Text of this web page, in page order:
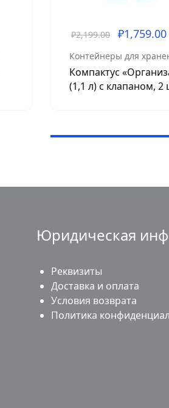
₽2,199.00 ₽1,759.00
Контейнеры для
Компактус
(1,1 л) с клапаном, 2
Юридическая
Реквизиты
Доставка и оплата
Условия возврата
Политика